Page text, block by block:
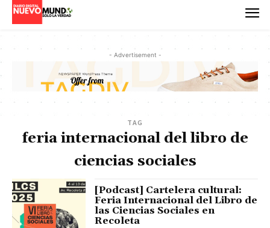
- Advertisement -
TAG
feria internacional del libro de
ciencias sociales
[Podcast] Cartelera cultural:
Feria Internacional del Libro de
las Ciencias Sociales en
Recoleta